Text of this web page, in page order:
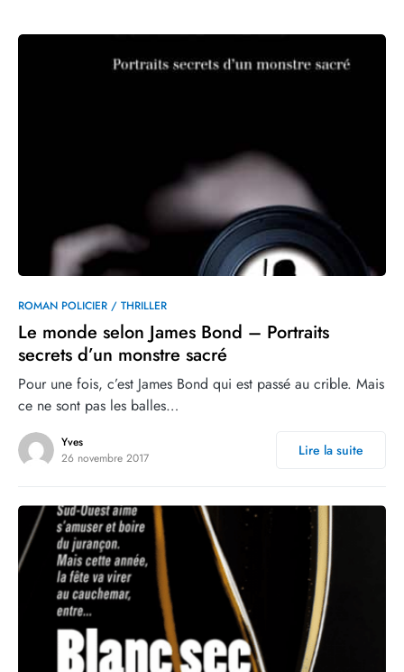
0
ROMAN POLICIER / THRILLER
Le monde selon James Bond – Portraits
secrets d’un monstre sacré
Pour une fois, c’est James Bond qui est passé au crible. Mais
ce ne sont pas les balles…
Yves
26 novembre 2017
Lire la suite